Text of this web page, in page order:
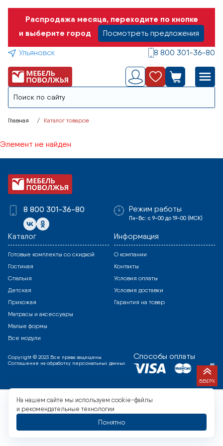
Распродажа месяца, переходите по кнопке
и выберите город
Посмотреть предложения
Ульяновск 8 800 301-36-80
Главная Каталог товаров
Элемент не найден
8 800 301-36-80 Режим работы
Пн-Вс: с 9-00 до 19-00 (МСК)
Каталог
Готовые комплекты со скидкой
Гостиная
Спальня
Детская
Прихожая
Матрасы и аксессуары
Малые формы
Все модули
Информация
О компании
Контакты
Условия оплаты
Условия доставки
Гарантия на товар
Copyright © 2023 Все права защищены
Соглашение на обработку персональных данных
Способы оплаты
ВВЕРХ
На нашем сайте мы используем cookie-файлы
и рекомендательные технологии
Понятно